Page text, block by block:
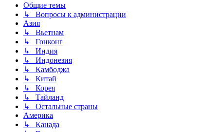
Общие темы
↳ Вопросы к администрации
Азия
↳ Вьетнам
↳ Гонконг
↳ Индия
↳ Индонезия
↳ Камбоджа
↳ Китай
↳ Корея
↳ Тайланд
↳ Остальные страны
Америка
↳ Канада